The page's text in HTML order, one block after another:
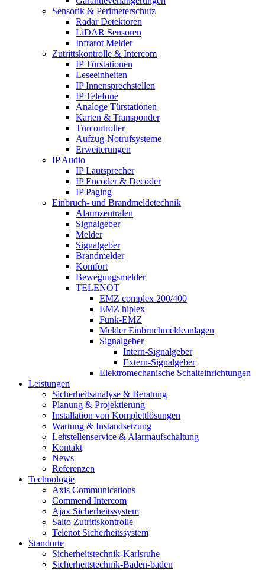
Sensorik & Perimeterschutz
Radar Detektoren
LiDAR Sensoren
Infrarot Melder
Zutrittskontrolle & Intercom
IP Türstationen
Leseeinheiten
IP Innensprechstellen
IP Telefone
Analoge Türstationen
Karten & Transponder
Türcontroller
Aufzug-Notrufsysteme
Erweiterungen
IP Audio
IP Lautsprecher
IP Encoder & Decoder
IP Paging
Einbruch- und Brandmeldetechnik
Alarmzentralen
Signalgeber
Melder
Signalgeber
Brandmelder
Komfort
Bewegungsmelder
TELENOT
EMZ complex 200/400
EMZ hiplex
Funk-EMZ
Melder Einbruchmeldeanlagen
Signalgeber
Intern-Signalgeber
Extern-Signalgeber
Elektromechanische Schalteinrichtungen
Leistungen
Sicherheitsanalyse & Beratung
Planung & Projektierung​
Installation von Komplettlösungen
Wartung & Instandsetzung
Leitstellenservice & Alarmaufschaltung
Kontakt
News
Referenzen
Technologie
Axis Communications
Commend Intercom
Ajax Sicherheitssystem​
Salto Zutrittskontrolle
Telenot Sicherheitssystem
Standorte
Sicherheitstechnik-Karlsruhe
Sicherheitstechnik-Baden-baden